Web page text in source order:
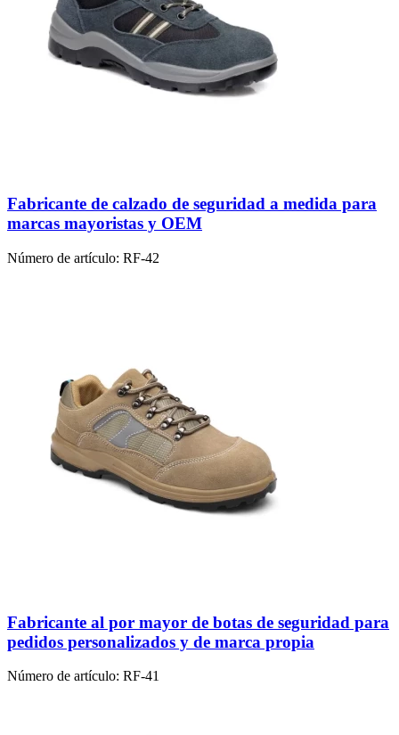
Fabricante de calzado de seguridad a medida para
marcas mayoristas y OEM
Número de artículo: RF-42
Fabricante al por mayor de botas de seguridad para
pedidos personalizados y de marca propia
Número de artículo: RF-41